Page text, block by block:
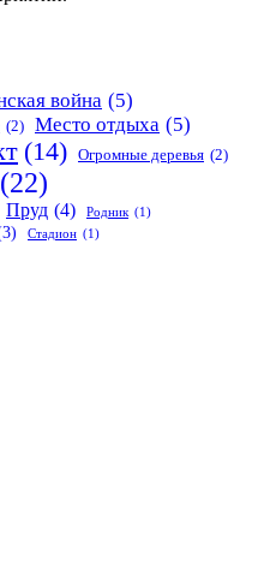
война (5)
(2) Место отдыха (5)
(14) Огромные деревья (2)
(22)
Пруд (4) Родник (1)
Стадион (1)